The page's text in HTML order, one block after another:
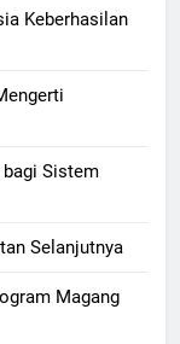
Keberhasilan
Sistem
Selanjutnya
Magang